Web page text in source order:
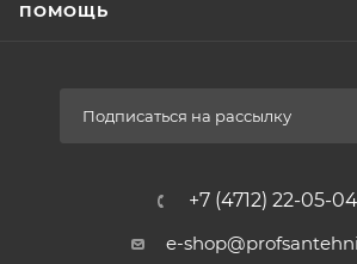
ПОМОЩЬ
Подписаться на рассылку
+7 (4712) 22-05-04
e-